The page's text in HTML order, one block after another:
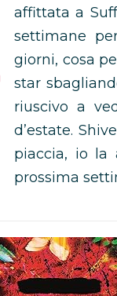
affittata a
settimane
giorni, cosa
star
riuscivo a
d’estate.
piaccia, io la
prossima